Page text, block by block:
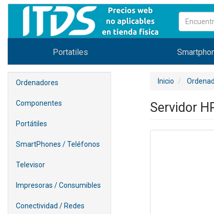
Portatiles
Ordenadores
Componentes
Portátiles
SmartPhones / Teléfonos
Televisor
Impresoras / Consumibles
Conectividad / Redes
Inicio
Servidor